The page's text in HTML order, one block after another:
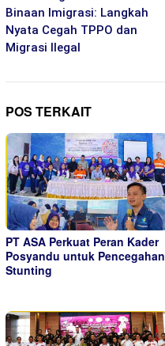
Binaan Imigrasi: Langkah
Nyata Cegah TPPO dan
Migrasi Ilegal
POS TERKAIT
PT ASA Perkuat Peran Kader
Posyandu untuk Pencegahan
Stunting